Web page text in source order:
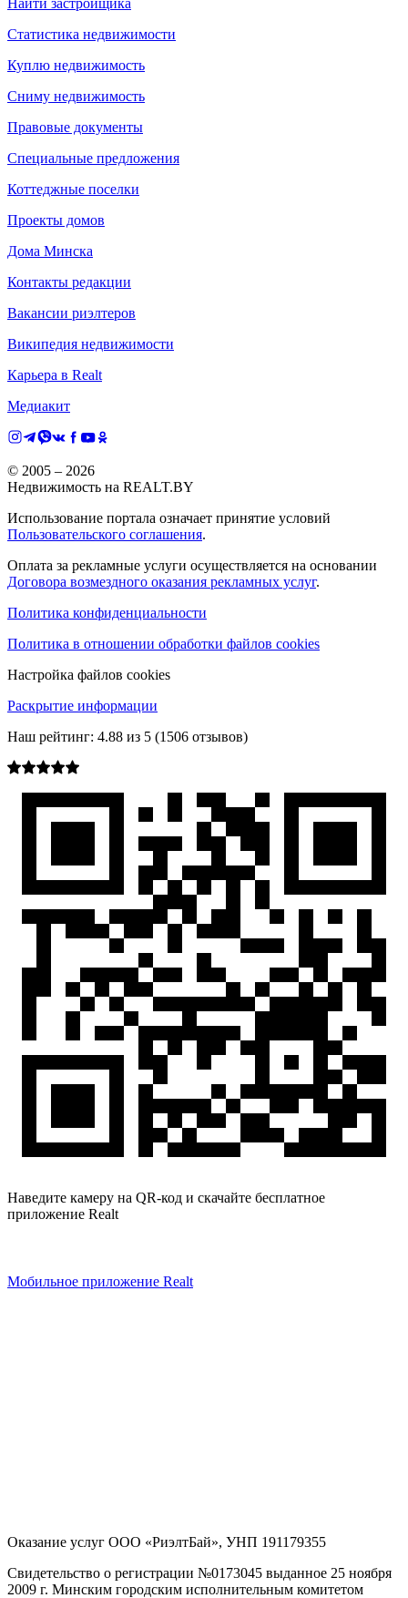
Статистика недвижимости
Куплю недвижимость
Сниму недвижимость
Правовые документы
Специальные предложения
Коттеджные поселки
Проекты домов
Дома Минска
Контакты редакции
Вакансии риэлтеров
Википедия недвижимости
Карьера в Realt
Медиакит
© 2005 – 2026
Недвижимость на REALT.BY
Использование портала означает принятие условий
Пользовательского соглашения.
Оплата за рекламные услуги осуществляется на основании
Договора возмездного оказания рекламных услуг.
Политика конфиденциальности
Политика в отношении обработки файлов cookies
Настройка файлов cookies
Раскрытие информации
Наш рейтинг: 4.88 из 5 (1506 отзывов)
Наведите камеру на QR-код и скачайте бесплатное
приложение Realt
Мобильное приложение Realt
Оказание услуг ООО «РиэлтБай», УНП 191179355
Свидетельство о регистрации №0173045 выданное 25 ноября
2009 г. Минским городским исполнительным комитетом